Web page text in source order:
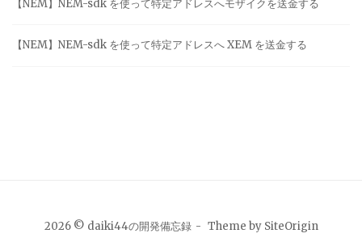
【NEM】NEM-sdk を使って特定アドレスへモザイクを送金する
【NEM】NEM-sdk を使って特定アドレスへ XEM を送金する
2026 © daiki44の開発備忘録 Theme by SiteOrigin